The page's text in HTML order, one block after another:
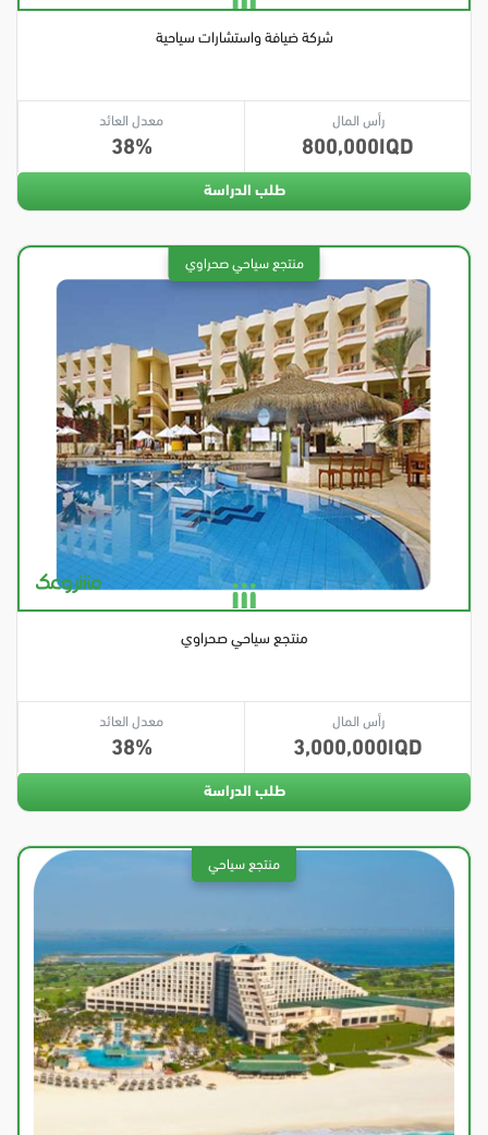
شركة ضيافة واستشارات سياحية
رأس المال
800,000
معدل العائد
38
طلب الدراسة
منتجع سياحي صحراوي
رأس المال
3,000,000
معدل العائد
38
طلب الدراسة